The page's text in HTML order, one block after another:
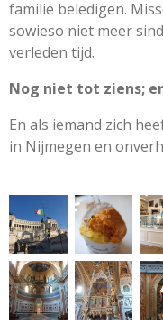
familie beledigen.
sowieso niet meer
verleden tijd.
Nog niet tot ziens;
En als iemand zich
in Nijmegen en